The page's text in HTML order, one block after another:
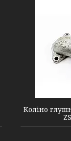
Коліно